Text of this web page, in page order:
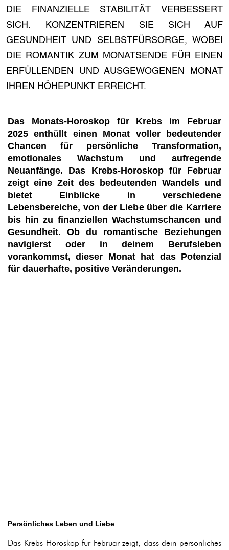
DIE FINANZIELLE STABILITÄT VERBESSERT
SICH. KONZENTRIEREN SIE SICH AUF
GESUNDHEIT UND SELBSTFÜRSORGE, WOBEI
DIE ROMANTIK ZUM MONATSENDE FÜR EINEN
ERFÜLLENDEN UND AUSGEWOGENEN MONAT
IHREN HÖHEPUNKT ERREICHT.
Das Monats-Horoskop für Krebs im Februar
2025 enthüllt einen Monat voller bedeutender
Chancen für persönliche Transformation,
emotionales Wachstum und aufregende
Neuanfänge. Das Krebs-Horoskop für Februar
zeigt eine Zeit des bedeutenden Wandels und
bietet Einblicke in verschiedene
Lebensbereiche, von der Liebe über die Karriere
bis hin zu finanziellen Wachstumschancen und
Gesundheit. Ob du romantische Beziehungen
navigierst oder in deinem Berufsleben
vorankommst, dieser Monat hat das Potenzial
für dauerhafte, positive Veränderungen.
Persönliches Leben und Liebe
Das Krebs-Horoskop für Februar zeigt, dass dein persönliches